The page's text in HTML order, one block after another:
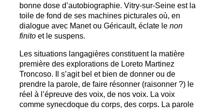
bonne dose d’autobiographie. Vitry-sur-Seine est la
toile de fond de ses machines picturales où, en
dialogue avec Manet ou Géricault, éclate le non
finito et le suspens.
Les situations langagières constituent la matière
première des explorations de Loreto Martinez
Troncoso. Il s’agit bel et bien de donner ou de
prendre la parole, de faire résonner (raisonner ?) le
réel à l’épreuve des voix, de nos voix. La voix
comme synecdoque du corps, des corps. La parole